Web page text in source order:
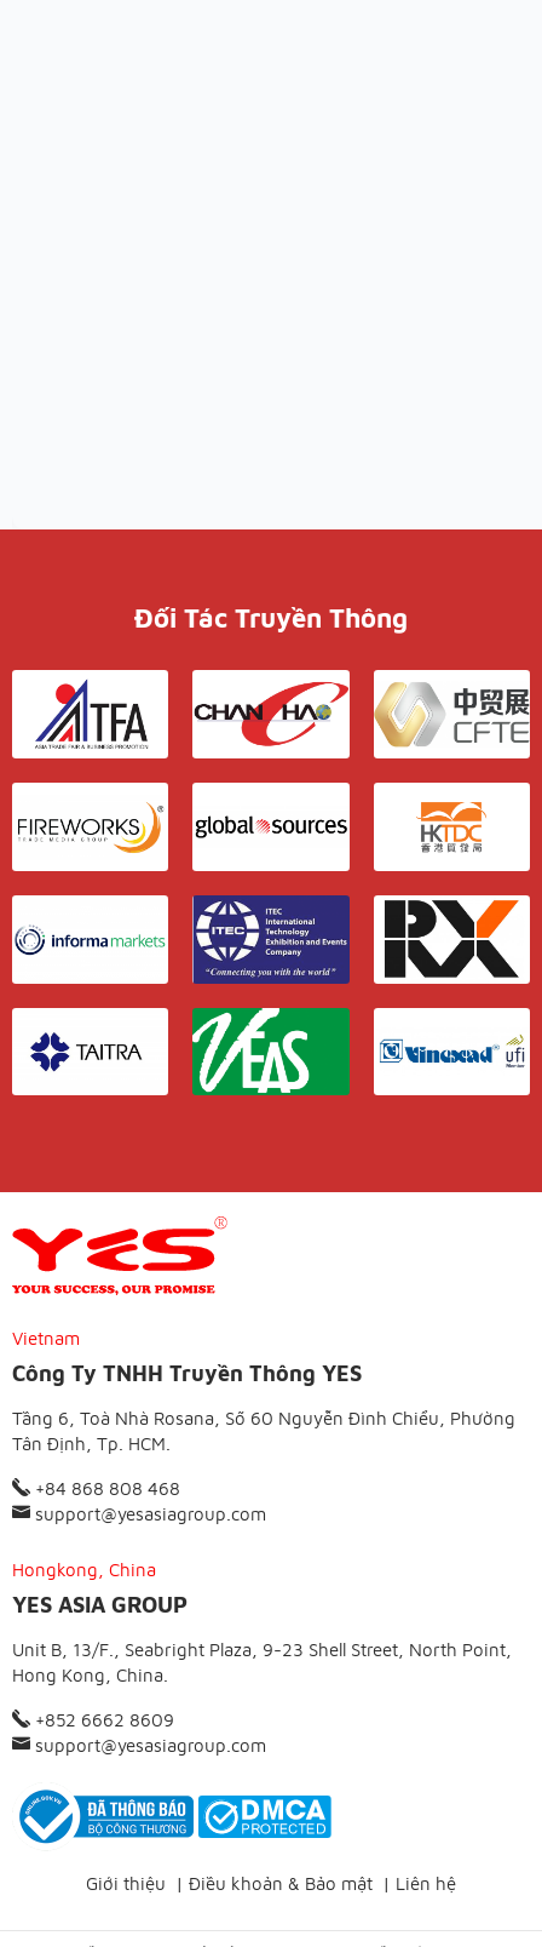
Đối Tác Truyền Thông
Vietnam
Công Ty TNHH Truyền Thông YES
Tầng 6, Toà Nhà Rosana, Số 60 Nguyễn Đình Chiểu, Phường
Tân Định, Tp. HCM.
+84 868 808 468
support@yesasiagroup.com
Hongkong, China
YES ASIA GROUP
Unit B, 13/F., Seabright Plaza, 9-23 Shell Street, North Point,
Hong Kong, China.
+852 6662 8609
support@yesasiagroup.com
Giới thiệu | Điều khoản & Bảo mật | Liên hệ